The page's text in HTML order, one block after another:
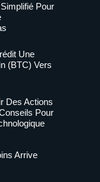
Pour
Une
(BTC) Vers
Des Actions
Pour
Arrive